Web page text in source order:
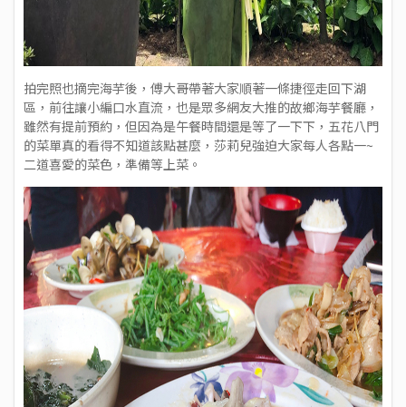
拍完照也摘完海芋後，傅大哥帶著大家順著一條捷徑走回下湖
區，前往讓小編口水直流，也是眾多網友大推的故鄉海芋餐廳，
雖然有提前預約，但因為是午餐時間還是等了一下下，五花八門
的菜單真的看得不知道該點甚麼，莎莉兒強迫大家每人各點一~
二道喜愛的菜色，準備等上菜。